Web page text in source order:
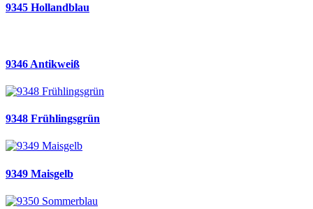
9345 Hollandblau
9346 Antikweiß
9348 Frühlingsgrün
9349 Maisgelb